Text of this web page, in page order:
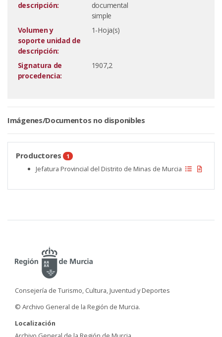
descripción:
documental
simple
Volumen y
soporte unidad de
descripción:
1-Hoja(s)
Signatura de
procedencia:
1907,2
Imágenes/Documentos no disponibles
Productores 1
Jefatura Provincial del Distrito de Minas de Murcia
Consejería de Turismo, Cultura, Juventud y Deportes
© Archivo General de la Región de Murcia.
Localización